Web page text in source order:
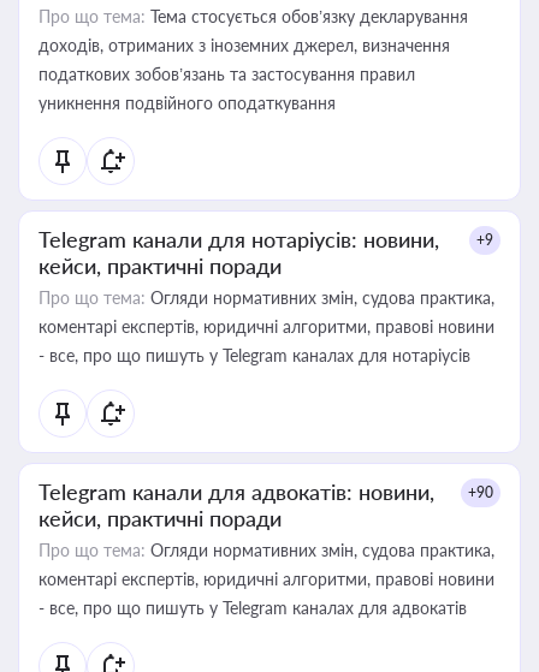
Про що тема: Тема стосується обов’язку декларування
доходів, отриманих з іноземних джерел, визначення
податкових зобов’язань та застосування правил
уникнення подвійного оподаткування
Telegram канали для нотаріусів: новини,
кейси, практичні поради
+9
Про що тема: Огляди нормативних змін, судова практика,
коментарі експертів, юридичні алгоритми, правові новини
- все, про що пишуть у Telegram каналах для нотаріусів
Telegram канали для адвокатів: новини,
кейси, практичні поради
+90
Про що тема: Огляди нормативних змін, судова практика,
коментарі експертів, юридичні алгоритми, правові новини
- все, про що пишуть у Telegram каналах для адвокатів